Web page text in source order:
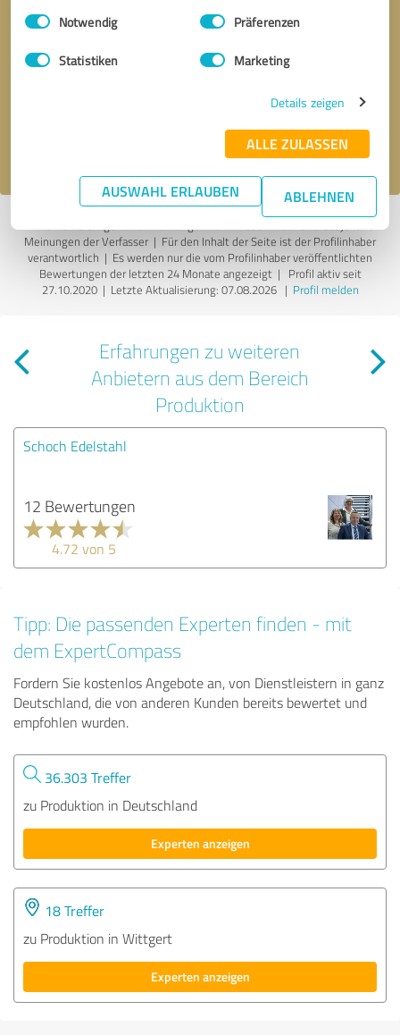
Impressum Datenschutzbestimmungen
Einwilligungsauswahl
Notwendig Präferenzen
Statistiken Marketing
Details zeigen
ALLE ZULASSEN
AUSWAHL ERLAUBEN ABLEHNEN
Bitte um Rückruf * Erforderliche Angaben
Datenschutzbestimmungenzu.
Meinungen der Verfasser | Für den Inhalt der Seite ist der Profilinhaber
verantwortlich | Es werden nur die vom Profilinhaber veröffentlichten
Bewertungen der letzten 24 Monate angezeigt | Profil aktiv seit
27.10.2020 | Letzte Aktualisierung: 07.08.2026| Profil melden
Erfahrungen zu weiteren
Anbietern aus dem Bereich
Produktion
Schoch Edelstahl
12 Bewertungen
4.72 von 5
Tipp: Die passenden Experten finden - mit
dem ExpertCompass
Fordern Sie kostenlos Angebote an, von Dienstleistern in ganz
Deutschland, die von anderen Kunden bereits bewertet und
empfohlen wurden.
36.303 Treffer
zu Produktion in Deutschland
Experten anzeigen
18 Treffer
zu Produktion in Wittgert
Experten anzeigen